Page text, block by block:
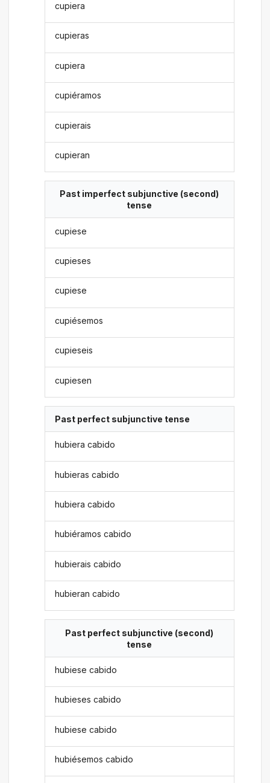
cupiera
cupieras
cupiera
cupiéramos
cupierais
cupieran
Past imperfect subjunctive (second)
tense
cupiese
cupieses
cupiese
cupiésemos
cupieseis
cupiesen
Past perfect subjunctive tense
hubiera cabido
hubieras cabido
hubiera cabido
hubiéramos cabido
hubierais cabido
hubieran cabido
Past perfect subjunctive (second)
tense
hubiese cabido
hubieses cabido
hubiese cabido
hubiésemos cabido